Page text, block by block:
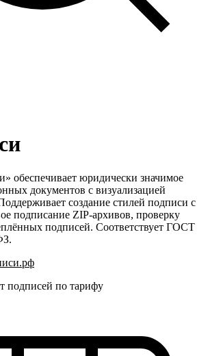
обеспечивает юридически значимое
документов с визуализацией
создание стилей подписи с
подписание ZIP-архивов, проверку
подписей. Соответствует ГОСТ
подписей по тарифу